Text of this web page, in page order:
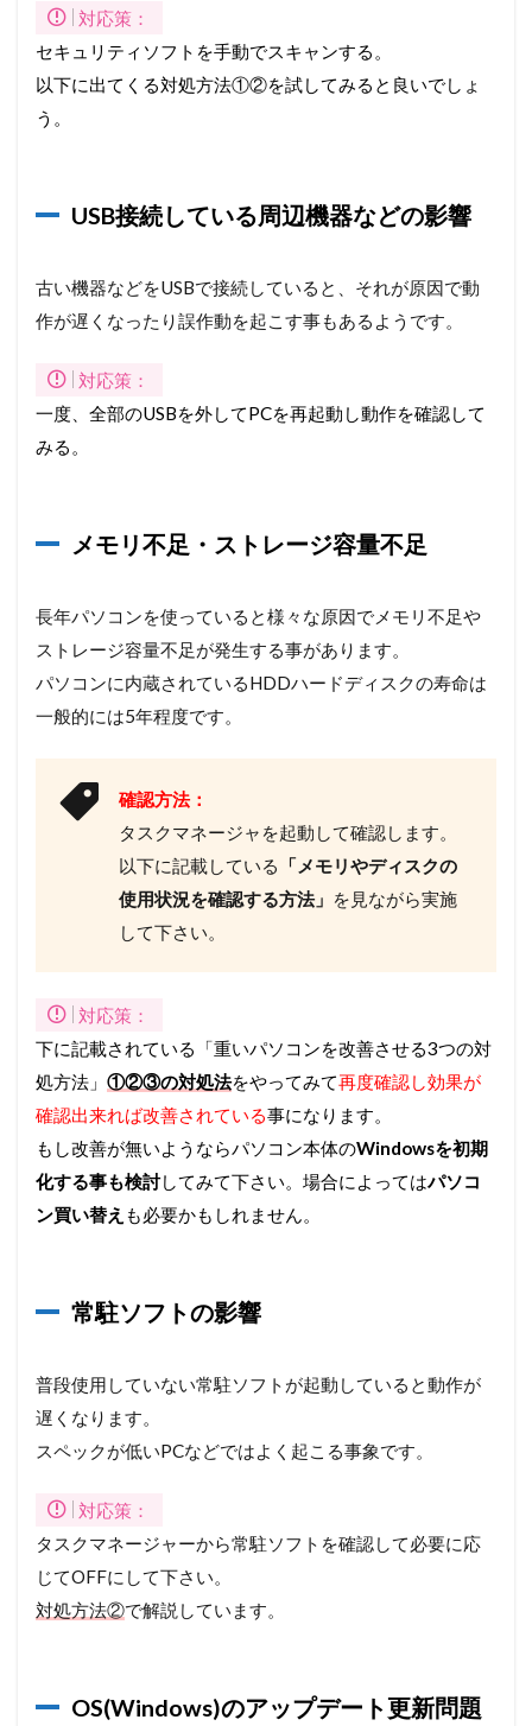
2.4
ソフ
トの
ト更新問題
大事
に使
って
もパ
ソコ
ン動
作が
遅く
3.1
ディ
の使
用状
況を
確認
4
善
さ
る3
つ
対
処
法
ター
プロ
グラ
ムの
停止
②常
ログ
ラム
の停
止
ィス
対応策：
セキュリティソフトを手動でスキャンする。
以下に出てくる対処方法①②を試してみると良いでしょ
う。
USB接続している周辺機器などの影響
古い機器などをUSBで接続していると、それが原因で動
作が遅くなったり誤作動を起こす事もあるようです。
対応策：
一度、全部のUSBを外してPCを再起動し動作を確認して
みる。
メモリ不足・ストレージ容量不足
長年パソコンを使っていると様々な原因でメモリ不足や
ストレージ容量不足が発生する事があります。
パソコンに内蔵されているHDDハードディスクの寿命は
一般的には5年程度です。
確認方法：
タスクマネージャを起動して確認します。
以下に記載している
「メモリやディスクの
使用状況を確認する方法」 を見ながら実施
して下さい。
対応策：
下に記載されている「重いパソコンを改善させる3つの対
処方法」 ①②③の対処法をやってみて再度確認し効果が
確認出来れば改善されている事になります。
もし改善が無いようならパソコン本体のWindowsを初期
化する事も検討してみて下さい。場合によってはパソコ
ン買い替え も必要かもしれません。
常駐ソフトの影響
普段使用していない常駐ソフトが起動していると動作が
遅くなります。
スペックが低いPCなどではよく起こる事象です。
対応策：
タスクマネージャーから常駐ソフトを確認して必要に応
じてOFFにして下さい。
対処方法②で解説しています。
OS(Windows)のアップデート更新問題